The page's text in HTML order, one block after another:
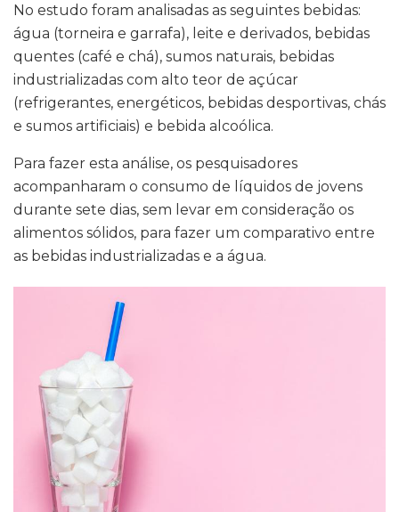
No estudo foram analisadas as seguintes bebidas:
água (torneira e garrafa), leite e derivados, bebidas
quentes (café e chá), sumos naturais, bebidas
industrializadas com alto teor de açúcar
(refrigerantes, energéticos, bebidas desportivas, chás
e sumos artificiais) e bebida alcoólica.
Para fazer esta análise, os pesquisadores
acompanharam o consumo de líquidos de jovens
durante sete dias, sem levar em consideração os
alimentos sólidos, para fazer um comparativo entre
as bebidas industrializadas e a água.